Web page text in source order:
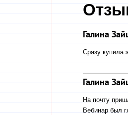
Галина
Сразу купила
Галина
На почту
Вебинар был